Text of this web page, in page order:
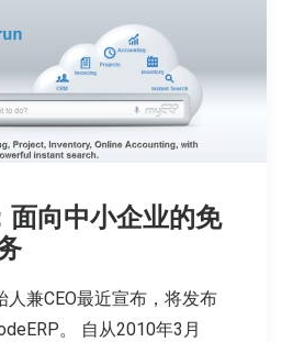
面向中小企业的免
人兼CEO最近宣布，将发布
。 自从2010年3月